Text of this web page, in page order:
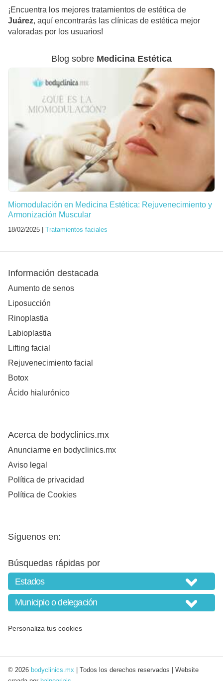
¡Encuentra los mejores tratamientos de estética de
Juárez, aquí encontrarás las clínicas de estética mejor
valoradas por los usuarios!
Blog sobre Medicina Estética
Miomodulación en Medicina Estética: Rejuvenecimiento y
Armonización Muscular
18/02/2025 | Tratamientos faciales
Información destacada
Aumento de senos
Liposucción
Rinoplastia
Labioplastia
Lifting facial
Rejuvenecimiento facial
Botox
Ácido hialurónico
Acerca de bodyclinics.mx
Anunciarme en bodyclinics.mx
Aviso legal
Política de privacidad
Política de Cookies
Síguenos en:
Búsquedas rápidas por
Personaliza tus cookies
© 2026 bodyclinics.mx | Todos los derechos reservados | Website